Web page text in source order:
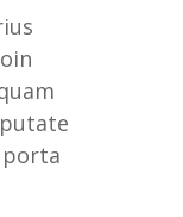
porta